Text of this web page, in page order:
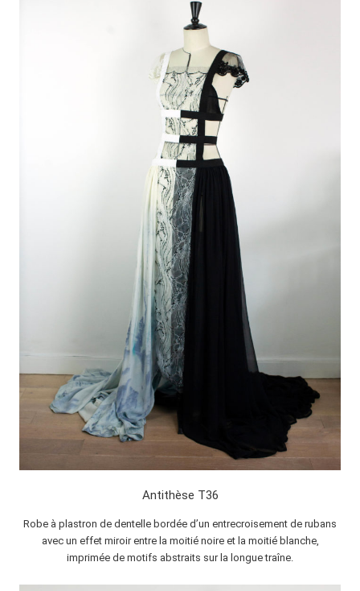
Antithèse T36
Robe à plastron de dentelle bordée d’un entrecroisement de rubans
avec un effet miroir entre la moitié noire et la moitié blanche,
imprimée de motifs abstraits sur la longue traîne.